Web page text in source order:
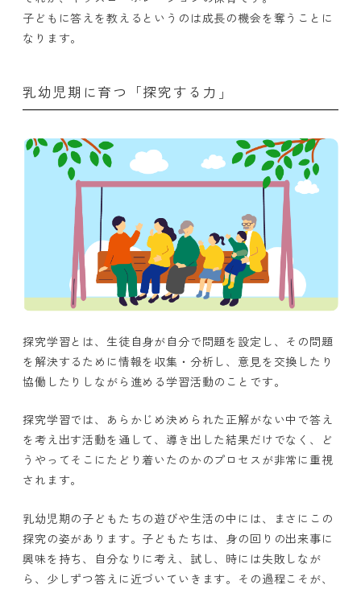
子どもに答えを教えるというのは成長の機会を奪うことに
なります。
乳幼児期に育つ「探究する力」
探究学習とは、生徒自身が自分で問題を設定し、その問題
を解決するために情報を収集・分析し、意見を交換したり
協働したりしながら進める学習活動のことです。
探究学習では、あらかじめ決められた正解がない中で答え
を考え出す活動を通して、導き出した結果だけでなく、ど
うやってそこにたどり着いたのかのプロセスが非常に重視
されます。
乳幼児期の子どもたちの遊びや生活の中には、まさにこの
探究の姿があります。子どもたちは、身の回りの出来事に
興味を持ち、自分なりに考え、試し、時には失敗しなが
ら、少しずつ答えに近づいていきます。その過程こそが、